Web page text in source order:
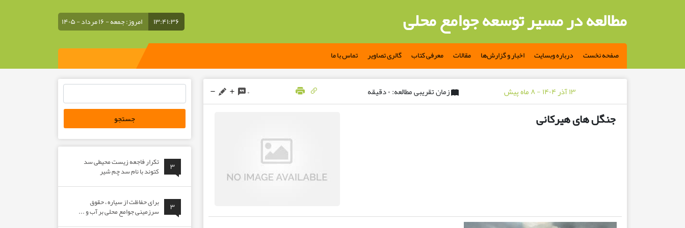
مطالعه در مسیر توسعه جوامع محلی ۱۳:۴۱:۳۷ امروز: جمعه - ۱۶ مرداد - ۱۴۰۵
صفحه نخست درباره وبسایت اخبار و گزارش‌ها مقالات معرفی کتاب گالری تصاویر تماس با ما
۱۳ آذر ۱۴۰۴ - ۸ ماه پیش زمان تقریبی مطالعه: ۰ دقیقه ۰
جنگل های هیرکانی
۳
تکرار فاجعه زیست محیطی سد
کتوند با نام سد چم شیر
۳
برای حفاظت از سیاره ، حقوق
سرزمینی جوامع محلی بر آب و ...